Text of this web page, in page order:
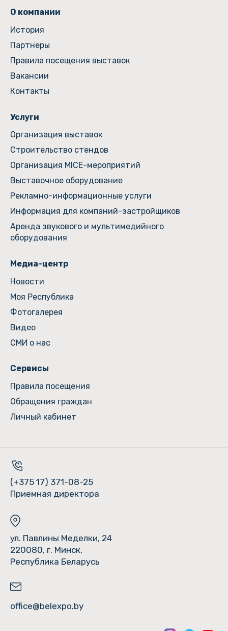
О компании
История
Партнеры
Правила посещения выставок
Вакансии
Контакты
Услуги
Организация выставок
Строительство стендов
Организация MICE-мероприятий
Выставочное оборудование
Рекламно-информационные услуги
Информация для компаний-застройщиков
Аренда звукового и мультимедийного
оборудования
Медиа-центр
Новости
Моя Республика
Фотогалерея
Видео
СМИ о нас
Сервисы
Правила посещения
Обращения граждан
Личный кабинет
(+375 17) 371-08-25
Приемная директора
ул. Павлины Меделки, 24
220080, г. Минск,
Республика Беларусь
office@belexpo.by